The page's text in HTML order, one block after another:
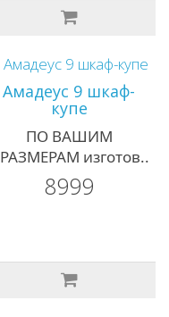
Амадеус 9 шкаф-
купе
ПО ВАШИМ
РАЗМЕРАМ изготов..
8999